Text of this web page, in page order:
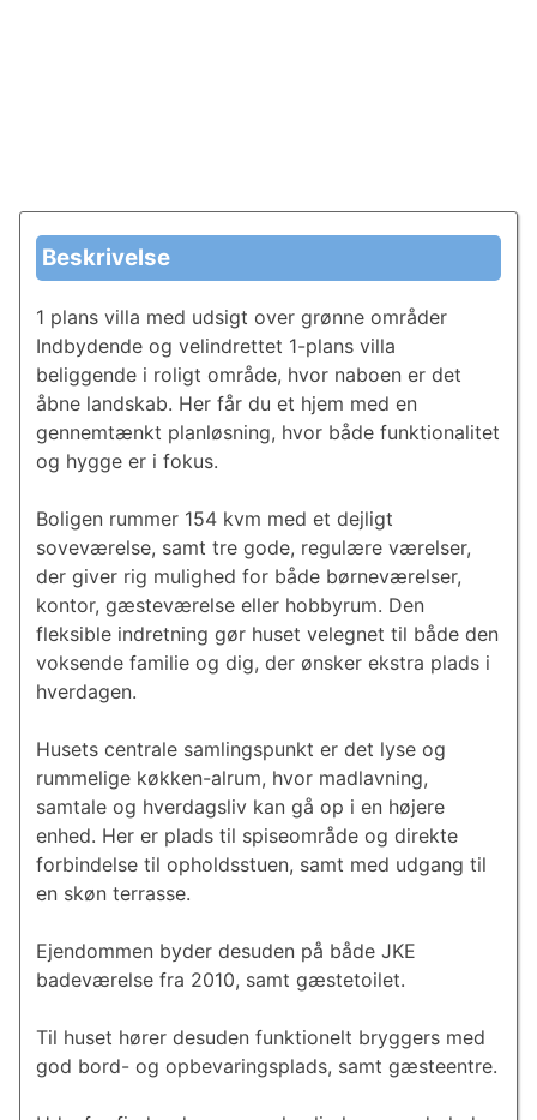
Beskrivelse
1 plans villa med udsigt over grønne områder
Indbydende og velindrettet 1-plans villa
beliggende i roligt område, hvor naboen er det
åbne landskab. Her får du et hjem med en
gennemtænkt planløsning, hvor både funktionalitet
og hygge er i fokus.
Boligen rummer 154 kvm med et dejligt
soveværelse, samt tre gode, regulære værelser,
der giver rig mulighed for både børneværelser,
kontor, gæsteværelse eller hobbyrum. Den
fleksible indretning gør huset velegnet til både den
voksende familie og dig, der ønsker ekstra plads i
hverdagen.
Husets centrale samlingspunkt er det lyse og
rummelige køkken-alrum, hvor madlavning,
samtale og hverdagsliv kan gå op i en højere
enhed. Her er plads til spiseområde og direkte
forbindelse til opholdsstuen, samt med udgang til
en skøn terrasse.
Ejendommen byder desuden på både JKE
badeværelse fra 2010, samt gæstetoilet.
Til huset hører desuden funktionelt bryggers med
god bord- og opbevaringsplads, samt gæsteentre.